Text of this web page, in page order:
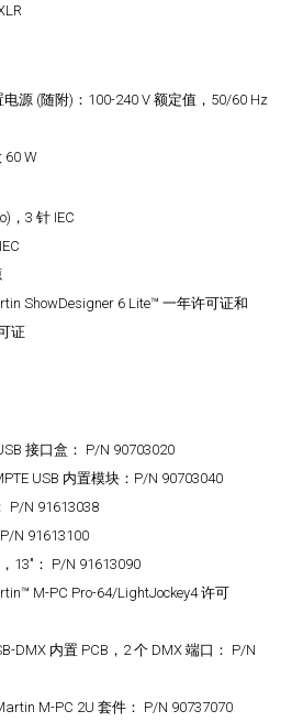
源 (随附)： 100-240 V 额定值，50/60 Hz
60 W
，3 针 IEC
ShowDesigner 6 Lite™ 一年许可证和
证
接口盒： P/N 90703020
USB 内置模块： P/N 90703040
P/N 91613038
P/N 91613100
13"： P/N 91613090
M-PC Pro-64/LightJockey4 许可
DMX 内置 PCB，2 个 DMX 端口： P/N
M-PC 2U 套件： P/N 90737070